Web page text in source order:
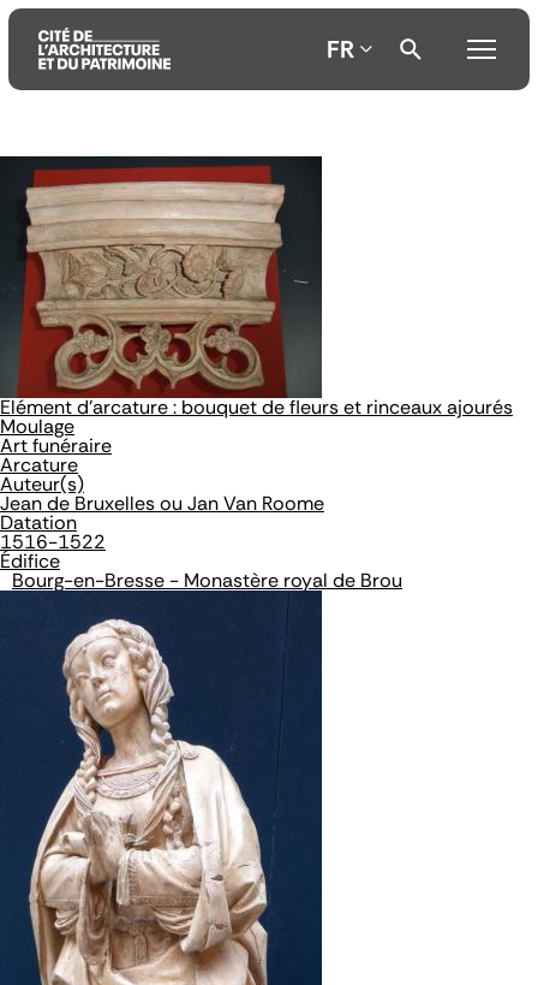
Aller
au
contenu
principal
Aller
au
menu
principal
Aller
recherche
FR
Elément d'arcature : bouquet de fleurs et rinceaux ajourés
Moulage
Art funéraire
Arcature
Auteur(s)
Jean de Bruxelles ou Jan Van Roome
Datation
1516-1522
Édifice
Bourg-en-Bresse - Monastère royal de Brou